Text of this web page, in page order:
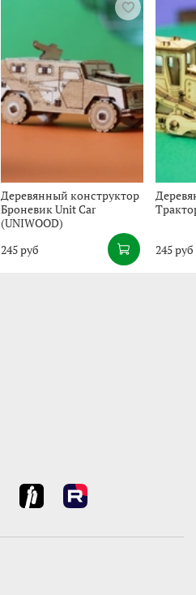
Деревянный конструктор
Броневик Unit Car
(UNIWOOD)
245 руб
245 руб